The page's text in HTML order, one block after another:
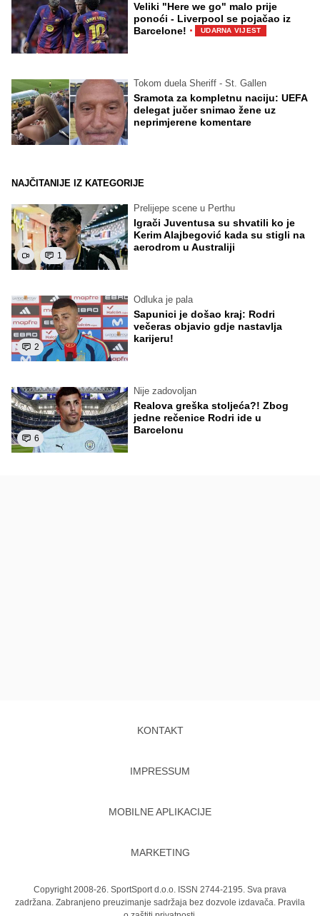
Veliki "Here we go" malo prije
ponoći - Liverpool se pojačao iz
Barcelone! · UDARNA VIJEST
Tokom duela Sheriff - St. Gallen
Sramota za kompletnu naciju: UEFA
delegat jučer snimao žene uz
neprimjerene komentare
NAJČITANIJE IZ KATEGORIJE
1
Prelijepe scene u Perthu
Igrači Juventusa su shvatili ko je
Kerim Alajbegović kada su stigli na
aerodrom u Australiji
2
Odluka je pala
Sapunici je došao kraj: Rodri
večeras objavio gdje nastavlja
karijeru!
6
Nije zadovoljan
Realova greška stoljeća?! Zbog
jedne rečenice Rodri ide u
Barcelonu
KONTAKT
IMPRESSUM
MOBILNE APLIKACIJE
MARKETING
Copyright 2008-26. SportSport d.o.o. ISSN 2744-2195. Sva prava
zadržana. Zabranjeno preuzimanje sadržaja bez dozvole izdavača. Pravila